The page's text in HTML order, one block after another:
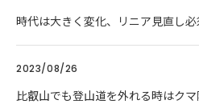
時代は大きく変化、リニア見直し必
2023/08/26
比叡山でも登山道を外れる時はク